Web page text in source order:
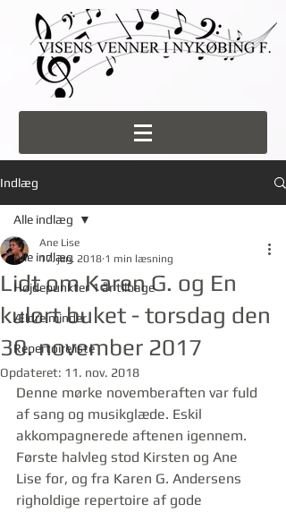
Indlæg
Alle indlæg
Højdepunkter 1 år tilbage
Ældre minder
Repertoireliste
Alle indlæg
Lidt om Karen G. og En
kulørt buket - torsdag den
30. november 2017
Ane Lise
17. jan. 2018 1 min læsning
Opdateret: 11. nov. 2018
Denne mørke novemberaften var fuld
af sang og musikglæde. Eskil
akkompagnerede aftenen igennem.
Første halvleg stod Kirsten og Ane
Lise for, og fra Karen G. Andersens
righoldige repertoire af gode